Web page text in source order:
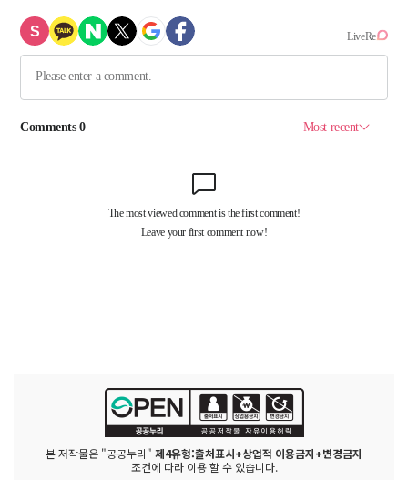
본 저작물은 "공공누리" 제4유형:출처표시+상업적 이용금지+변경금지
조건에 따라 이용 할 수 있습니다.